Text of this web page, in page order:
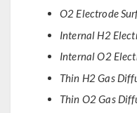
O2 Electrode
Internal H2
Internal O2
Thin H2 Gas
Thin O2 Gas